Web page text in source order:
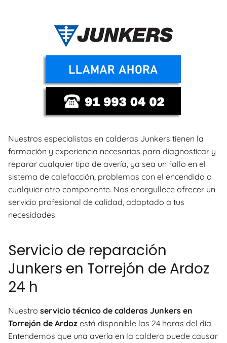
Nuestros especialistas en calderas Junkers tienen la
formación y experiencia necesarias para diagnosticar y
reparar cualquier tipo de avería, ya sea un fallo en el
sistema de calefacción, problemas con el encendido o
cualquier otro componente. Nos enorgullece ofrecer un
servicio profesional de calidad, adaptado a tus
necesidades.
Servicio de reparación
Junkers en Torrejón de Ardoz
24 h
Nuestro servicio técnico de calderas Junkers en
Torrejón de Ardoz está disponible las 24 horas del día.
Entendemos que una avería en la caldera puede causar